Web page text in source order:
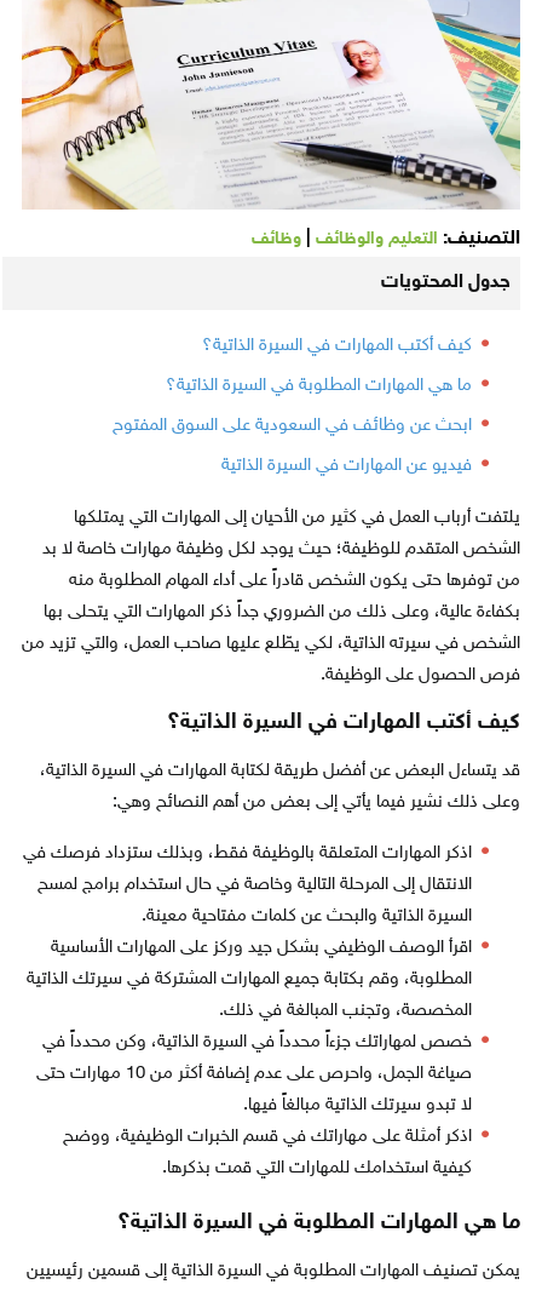
التصنيف: التعليم والوظائف| وظائف
جدول المحتويات
كيف أكتب المهارات في السيرة الذاتية؟
ما هي المهارات المطلوبة في السيرة الذاتية؟
ابحث عن وظائف في السعودية على السوق المفتوح
فيديو عن المهارات في السيرة الذاتية
يلتفت أرباب العمل في كثير من الأحيان إلى المهارات التي يمتلكها
الشخص المتقدم للوظيفة؛ حيث يوجد لكل وظيفة مهارات خاصة لا بد
من توفرها حتى يكون الشخص قادراً على أداء المهام المطلوبة منه
بكفاءة عالية، وعلى ذلك من الضروري جداً ذكر المهارات التي يتحلى بها
الشخص في سيرته الذاتية، لكي يطّلع عليها صاحب العمل، والتي تزيد من
فرص الحصول على الوظيفة.
كيف أكتب المهارات في السيرة الذاتية؟
قد يتساءل البعض عن أفضل طريقة لكتابة المهارات في السيرة الذاتية،
وعلى ذلك نشير فيما يأتي إلى بعض من أهم النصائح وهي:
اذكر المهارات المتعلقة بالوظيفة فقط، وبذلك ستزداد فرصك في
الانتقال إلى المرحلة التالية وخاصة في حال استخدام برامج لمسح
السيرة الذاتية والبحث عن كلمات مفتاحية معينة.
اقرأ الوصف الوظيفي بشكل جيد وركز على المهارات الأساسية
المطلوبة، وقم بكتابة جميع المهارات المشتركة في سيرتك الذاتية
المخصصة، وتجنب المبالغة في ذلك.
خصص لمهاراتك جزءاً محدداً في السيرة الذاتية، وكن محدداً في
صياغة الجمل، واحرص على عدم إضافة أكثر من 10 مهارات حتى
لا تبدو سيرتك الذاتية مبالغاً فيها.
اذكر أمثلة على مهاراتك في قسم الخبرات الوظيفية، ووضح
كيفية استخدامك للمهارات التي قمت بذكرها.
ما هي المهارات المطلوبة في السيرة الذاتية؟
يمكن تصنيف المهارات المطلوبة في السيرة الذاتية إلى قسمين رئيسيين